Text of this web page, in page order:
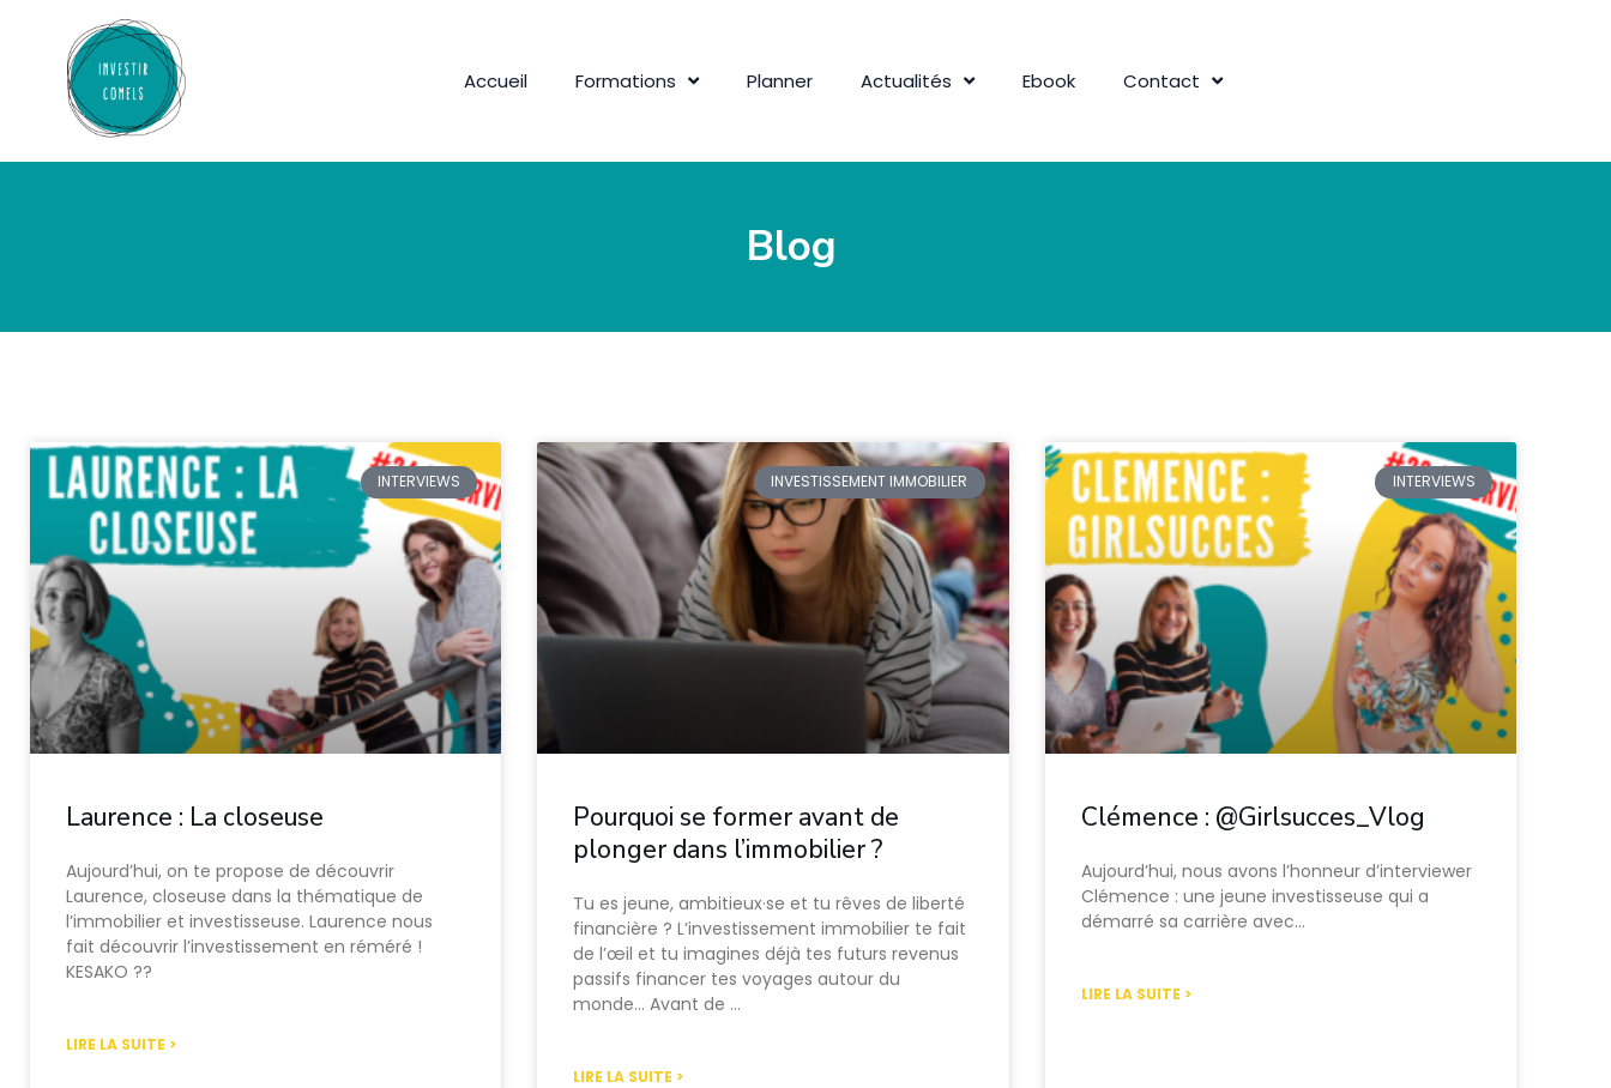
Accueil Formations Planner Actualités Ebook Contact
Blog
INTERVIEWS
Laurence : La closeuse
Aujourd’hui, on te propose de découvrir
Laurence, closeuse dans la thématique de
l’immobilier et investisseuse. Laurence nous
fait découvrir l’investissement en réméré !
KESAKO ??
LIRE LA SUITE >
INVESTISSEMENT IMMOBILIER
Pourquoi se former avant de
plonger dans l’immobilier ?
Tu es jeune, ambitieux·se et tu rêves de liberté
financière ? L’investissement immobilier te fait
de l’œil et tu imagines déjà tes futurs revenus
passifs financer tes voyages autour du
monde… Avant de …
LIRE LA SUITE >
INTERVIEWS
Clémence : @Girlsucces_Vlog
Aujourd’hui, nous avons l’honneur d’interviewer
Clémence : une jeune investisseuse qui a
démarré sa carrière avec…
LIRE LA SUITE >